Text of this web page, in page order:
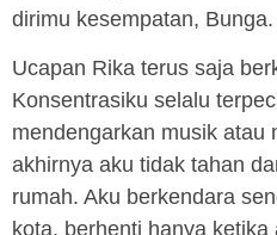
dirimu kesempatan,
Ucapan Rika terus saja
Konsentrasiku selalu
mendengarkan musik atau
akhirnya aku tidak tahan
rumah. Aku berkendara
kota, berhenti hanya